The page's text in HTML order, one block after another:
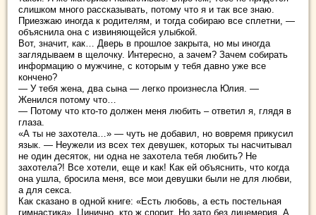
слишком много рассказывать, потому что я и так все знаю.
Приезжаю иногда к родителям, и тогда собираю все сплетни, —
объяснила она с извиняющейся улыбкой.
Вот, значит, как… Дверь в прошлое закрыта, но мы иногда
заглядываем в щелочку. Интересно, а зачем? Зачем собирать
информацию о мужчине, с которым у тебя давно уже все
кончено?
— У тебя жена, два сына — легко произнесла Юлия. —
Женился потому что…
— Потому что кто-то должен меня любить – ответил я, глядя в
глаза.
«А ты не захотела…» — чуть не добавил, но вовремя прикусил
язык. — Неужели из всех тех девушек, которых ты насчитывал
не один десяток, ни одна не захотела тебя любить? Не
захотела?! Все хотели, еще и как! Как ей объяснить, что когда
она ушла, бросила меня, все мои девушки были не для любви,
а для секса.
Как сказано в одной книге: «Есть любовь, а есть постельная
гимнастика». Цинично, кто ж спорит. Но зато без лицемерия. А